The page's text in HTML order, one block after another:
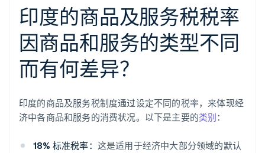
印度的商品及服务税税率
因商品和服务的类型不同
而有何差异？
印度的商品及服务税制度通过设定不同的税率，来体现经
济中各商品和服务的消费状况。以下是主要的类别：
18% 标准税率： 这是适用于经济中大部分领域的默认